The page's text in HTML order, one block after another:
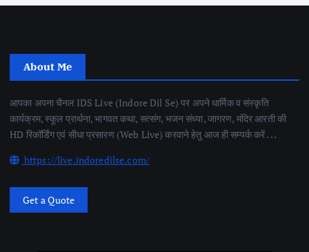
About Me
आपका अपना चैनल IDS Live (Indore Dil Se) पर अपने धार्मिक व संस्कृति
कार्यक्रम, स्कूल प्रार्थना, भागवत कथा, सत्संग, भजन संध्या, जागरण, मंदिर आरती की
HD रिकॉर्डिंग एवं सीधा प्रसारण (Web Live) करवाने हेतु आज ही सम्पर्क करें . . .
https://live.indoredilse.com/
Get a Quote